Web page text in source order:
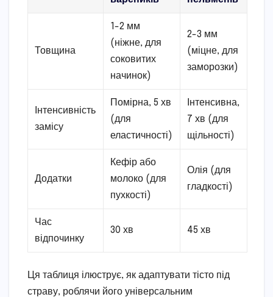
Товщина
1-2 мм
(ніжне, для
соковитих
начинок)
2-3 мм
(міцне, для
заморозки)
Інтенсивність
замісу
Помірна, 5 хв
(для
еластичності)
Інтенсивна,
7 хв (для
щільності)
Додатки
Кефір або
молоко (для
пухкості)
Олія (для
гладкості)
Час
відпочинку
30 хв 45 хв
Ця таблиця ілюструє, як адаптувати тісто під
страву, роблячи його універсальним